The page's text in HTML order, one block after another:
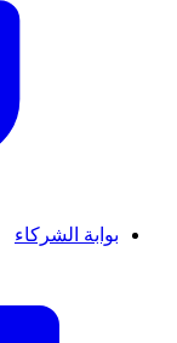
بوابة الشركاء